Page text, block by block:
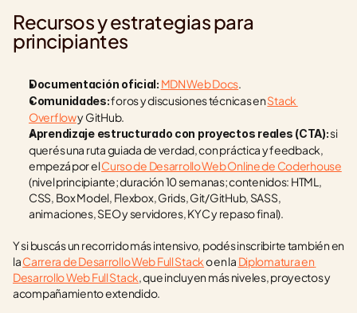
Recursos y estrategias para
principiantes
Documentación oficial: MDN Web Docs.
Comunidades: foros y discusiones técnicas en Stack
Overflow y GitHub.
Aprendizaje estructurado con proyectos reales (CTA): si
querés una ruta guiada de verdad, con práctica y feedback,
empezá por el Curso de Desarrollo Web Online de Coderhouse
(nivel principiante; duración 10 semanas; contenidos: HTML,
CSS, Box Model, Flexbox, Grids, Git/GitHub, SASS,
animaciones, SEO y servidores, KYC y repaso final).
Y si buscás un recorrido más intensivo, podés inscribirte también en
la Carrera de Desarrollo Web Full Stack o en la Diplomatura en
Desarrollo Web Full Stack, que incluyen más niveles, proyectos y
acompañamiento extendido.